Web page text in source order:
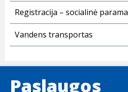
Registracija – socialinė parama
Vandens transportas
Paslaugos